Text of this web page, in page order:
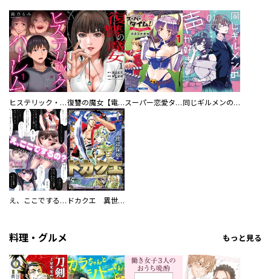
ヒステリック・ハーレム～搾られる男と堕ちる女～【電子単行本版】 復讐の魔女【電子単行本版】 スーパー恋愛タイム！～現場でドＳな彼女は自宅でデレる～ 同じギルメンの声が好き
え、ここでするの？ アイドルのファンが知らない日常 ドカクエ 異世界ドカコッククエスト
料理・グルメ もっと見る